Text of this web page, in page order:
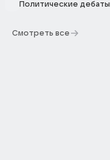
Политические дебаты
Смотреть все